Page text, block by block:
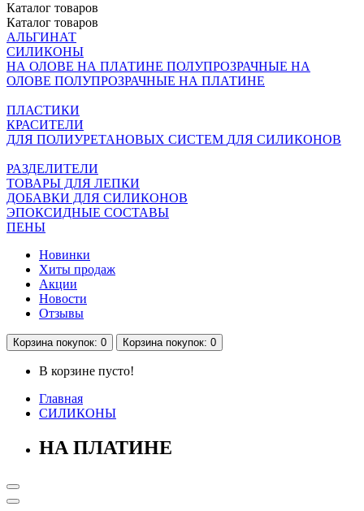
Каталог товаров
Каталог товаров
АЛЬГИНАТ
СИЛИКОНЫ
НА ОЛОВЕ НА ПЛАТИНЕ ПОЛУПРОЗРАЧНЫЕ НА
ОЛОВЕ ПОЛУПРОЗРАЧНЫЕ НА ПЛАТИНЕ
ПЛАСТИКИ
КРАСИТЕЛИ
ДЛЯ ПОЛИУРЕТАНОВЫХ СИСТЕМ ДЛЯ СИЛИКОНОВ
РАЗДЕЛИТЕЛИ
ТОВАРЫ ДЛЯ ЛЕПКИ
ДОБАВКИ ДЛЯ СИЛИКОНОВ
ЭПОКСИДНЫЕ СОСТАВЫ
ПЕНЫ
Новинки
Хиты продаж
Акции
Новости
Отзывы
Корзинапокупок: 0 Корзинапокупок: 0
В корзине пусто!
Главная
СИЛИКОНЫ
НА ПЛАТИНЕ